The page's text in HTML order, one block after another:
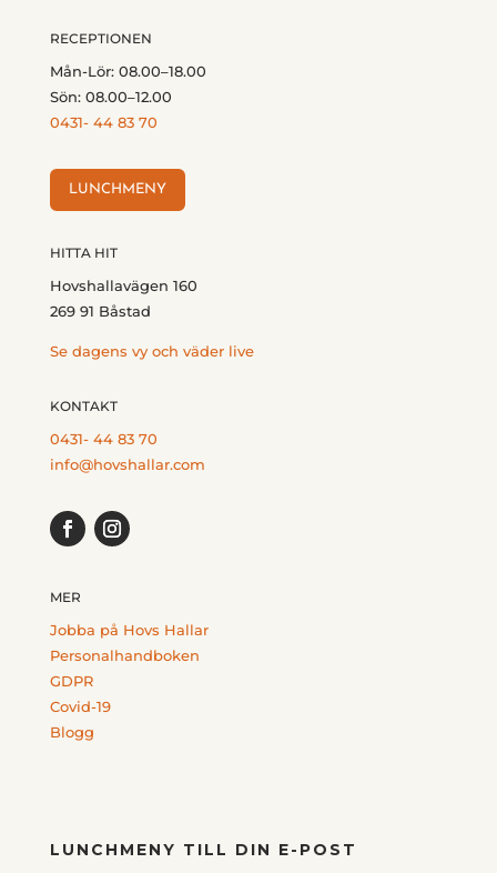
RECEPTIONEN
Mån-Lör: 08.00–18.00
Sön: 08.00–12.00
0431- 44 83 70
LUNCHMENY
HITTA HIT
Hovshallavägen 160
269 91 Båstad
Se dagens vy och väder live
KONTAKT
0431- 44 83 70
info@hovshallar.com
MER
Jobba på Hovs Hallar
Personalhandboken
GDPR
Covid-19
Blogg
LUNCHMENY TILL DIN E-POST